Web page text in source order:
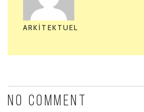
ARKITEKTUEL
NO COMMENT